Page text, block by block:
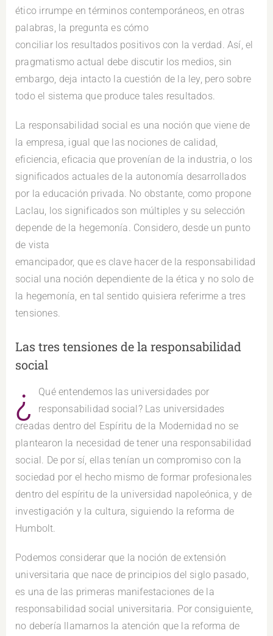
ético irrumpe en términos contemporáneos, en otras
palabras, la pregunta es cómo
conciliar los resultados positivos con la verdad. Así, el
pragmatismo actual debe discutir los medios, sin
embargo, deja intacto la cuestión de la ley, pero sobre
todo el sistema que produce tales resultados.
La responsabilidad social es una noción que viene de
la empresa, igual que las nociones de calidad,
eficiencia, eficacia que provenían de la industria, o los
significados actuales de la autonomía desarrollados
por la educación privada. No obstante, como propone
Laclau, los significados son múltiples y su selección
depende de la hegemonía. Considero, desde un punto
de vista
emancipador, que es clave hacer de la responsabilidad
social una noción dependiente de la ética y no solo de
la hegemonía, en tal sentido quisiera referirme a tres
tensiones.
Las tres tensiones de la responsabilidad
social
¿
Qué entendemos las universidades por
responsabilidad social? Las universidades
creadas dentro del Espíritu de la Modernidad no se
plantearon la necesidad de tener una responsabilidad
social. De por sí, ellas tenían un compromiso con la
sociedad por el hecho mismo de formar profesionales
dentro del espíritu de la universidad napoleónica, y de
investigación y la cultura, siguiendo la reforma de
Humbolt.
Podemos considerar que la noción de extensión
universitaria que nace de principios del siglo pasado,
es una de las primeras manifestaciones de la
responsabilidad social universitaria. Por consiguiente,
no debería llamarnos la atención que la reforma de